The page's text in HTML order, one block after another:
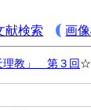
献検索 画
理教」 第３回